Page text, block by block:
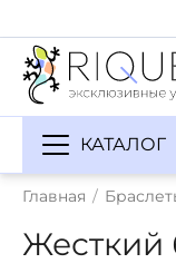
КАТАЛОГ
Главная /
Жесткий